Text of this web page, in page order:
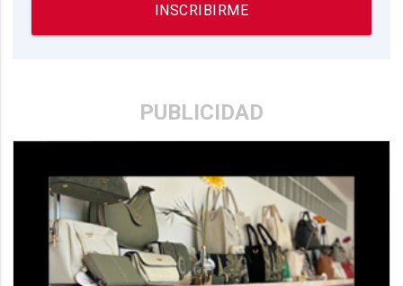
INSCRIBIRME
PUBLICIDAD